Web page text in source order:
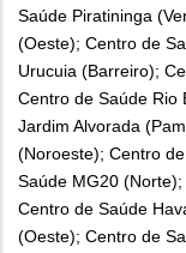
Saúde Piratininga
(Oeste); Centro de
Urucuia (Barreiro);
Centro de Saúde Rio
Jardim Alvorada
(Noroeste); Centro
Saúde MG20
Centro de Saúde
(Oeste); Centro de